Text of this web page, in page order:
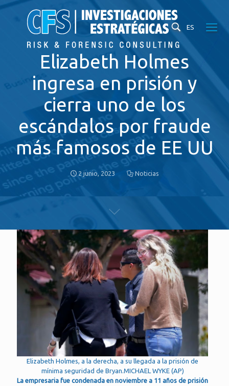
ES
Elizabeth Holmes
ingresa en prisión y
cierra uno de los
escándalos por fraude
más famosos de EE UU
2 junio, 2023 Noticias
Elizabeth Holmes, a la derecha, a su llegada a la prisión de
mínima seguridad de Bryan.MICHAEL WYKE (AP)
La empresaria fue condenada en noviembre a 11 años de prisión